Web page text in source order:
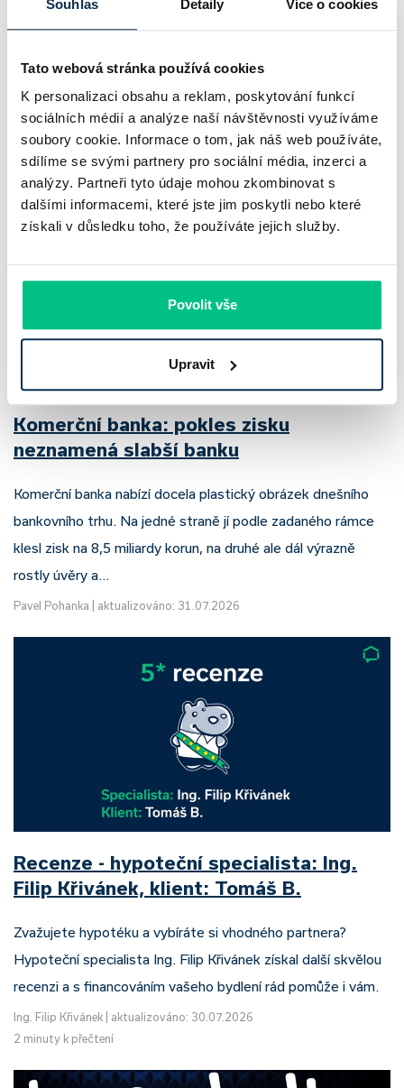
Souhlas Detaily Více o cookies
Tato webová stránka používá cookies
K personalizaci obsahu a reklam, poskytování funkcí
sociálních médií a analýze naší návštěvnosti využíváme
soubory cookie. Informace o tom, jak náš web používáte,
sdílíme se svými partnery pro sociální média, inzerci a
analýzy. Partneři tyto údaje mohou zkombinovat s
dalšími informacemi, které jste jim poskytli nebo které
získali v důsledku toho, že používáte jejich služby.
Povolit vše
Upravit
Český hypoteční trh na konci července 2026 potvrzuje, že
sazby zůstávají pod tlakem a část bank pokračuje v jejich
růstu. UniCredit Bank od 27.7.2026 zvýšila hypoteční sazby
plošně o 0,1…
Pavel Pohanka|aktualizováno: 04.08.2026
4 minuty k přečtení
Komerční banka: pokles zisku
neznamená slabší banku
Komerční banka nabízí docela plastický obrázek dnešního
bankovního trhu. Na jedné straně jí podle zadaného rámce
klesl zisk na 8,5 miliardy korun, na druhé ale dál výrazně
rostly úvěry a…
Pavel Pohanka aktualizováno: 31.07.2026
Recenze - hypoteční specialista: Ing.
Filip Křivánek, klient: Tomáš B.
Zvažujete hypotéku a vybíráte si vhodného partnera?
Hypoteční specialista Ing. Filip Křivánek získal další skvělou
recenzi a s financováním vašeho bydlení rád pomůže i vám.
Ing. Filip Křivánek
aktualizováno: 30.07.2026
2 minuty k přečtení